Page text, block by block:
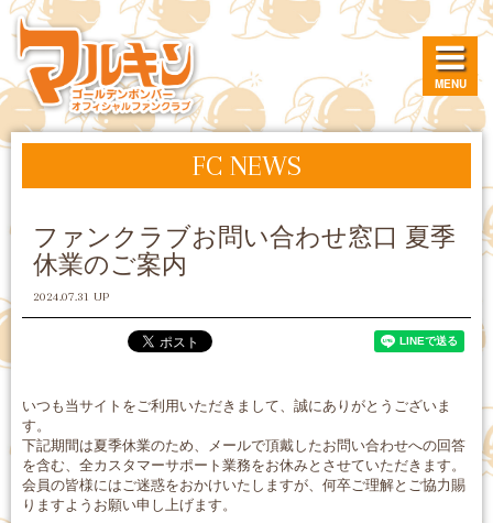
MENU
FC NEWS
ファンクラブお問い合わせ窓口 夏季
休業のご案内
2024.07.31 UP
いつも当サイトをご利用いただきまして、誠にありがとうございま
す。
下記期間は夏季休業のため、メールで頂戴したお問い合わせへの回答
を含む、全カスタマーサポート業務をお休みとさせていただきます。
会員の皆様にはご迷惑をおかけいたしますが、何卒ご理解とご協力賜
りますようお願い申し上げます。